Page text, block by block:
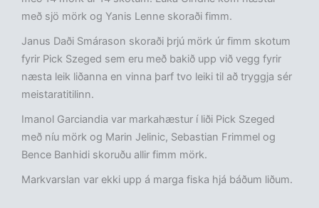
með sjö mörk og Yanis Lenne skoraði fimm.
Janus Daði Smárason skoraði þrjú mörk úr fimm skotum
fyrir Pick Szeged sem eru með bakið upp við vegg fyrir
næsta leik liðanna en vinna þarf tvo leiki til að tryggja sér
meistaratitilinn.
Imanol Garciandia var markahæstur í liði Pick Szeged
með níu mörk og Marin Jelinic, Sebastian Frimmel og
Bence Banhidi skoruðu allir fimm mörk.
Markvarslan var ekki upp á marga fiska hjá báðum liðum.